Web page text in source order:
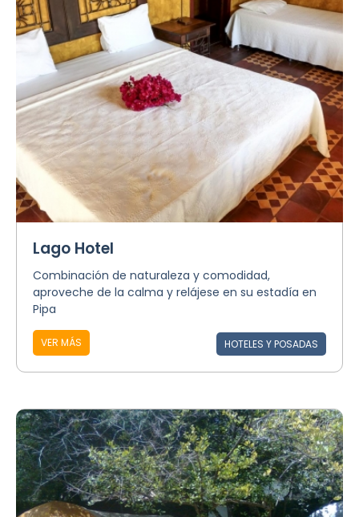
Lago Hotel
Combinación de naturaleza y comodidad,
aproveche de la calma y relájese en su estadía en
Pipa
VER MÁS HOTELES Y POSADAS